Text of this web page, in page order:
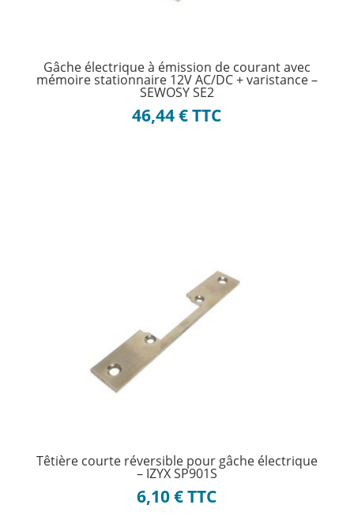
Gâche électrique à émission de courant avec
mémoire stationnaire 12V AC/DC + varistance –
SEWOSY SE2
46,44€TTC
Têtière courte réversible pour gâche électrique
– IZYX SP901S
6,10€TTC